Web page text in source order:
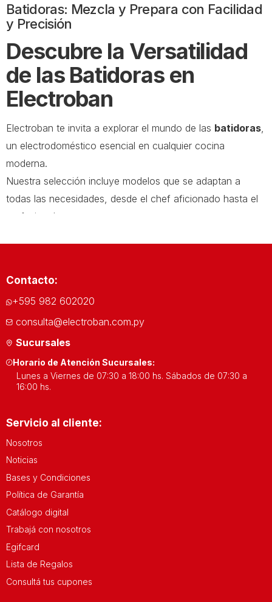
Batidoras: Mezcla y Prepara con Facilidad
y Precisión
Descubre la Versatilidad
de las Batidoras en
Electroban
Electroban te invita a explorar el mundo de las batidoras
un electrodoméstico esencial en cualquier cocina
moderna.
Nuestra selección incluye modelos que se adaptan a
todas las necesidades, desde el chef aficionado hasta el
profesional.
Variedad para Cada
Modelos para Todos los Gustos
Nuestra gama de batidoras
diseñada para facilitar la preparación de tus recetas
favoritas.
Batidoras de Última Generación
Lasbatidoras
avanzada para garantizar resultados óptimos. Con
múltiples velocidades y accesorios, estas
ideales para una amplia gama de preparaciones culinarias.
Calidad y Durabilidad
Equipos Confiables para tu Cocina
Entendemos la importancia de contar con
Contacto:
+595 982 602020
consulta@electroban.com.py
Sucursales
Horario de Atención Sucursales:
Lunes a Viernes de 07:30 a 18:00 hs. Sábados de 07:30 a
16:00 hs.
Servicio al cliente:
Nosotros
Noticias
Bases y Condiciones
Política de Garantía
Catálogo digital
Trabajá con nosotros
Egifcard
Lista de Regalos
Consultá tus cupones